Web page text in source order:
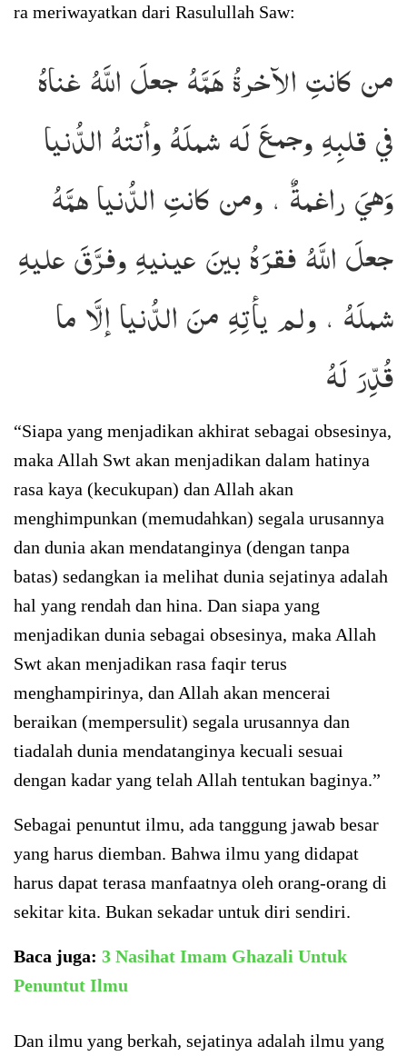
ra meriwayatkan dari Rasulullah Saw:
من كانتِ الآخرةُ هَمَّهُ جعلَ اللَّهُ غناهُ
في قلبِهِ وجمعَ لَه شملَهُ وأتتهُ الدُّنيا
وَهيَ راغمةٌ ، ومن كانتِ الدُّنيا همَّهُ
جعلَ اللَّهُ فقرَهُ بينَ عينيهِ وفرَّقَ عليهِ
شملَهُ ، ولم يأتِهِ منَ الدُّنيا إلَّا ما
قُدِّرَ لَهُ
“Siapa yang menjadikan akhirat sebagai obsesinya,
maka Allah Swt akan menjadikan dalam hatinya
rasa kaya (kecukupan) dan Allah akan
menghimpunkan (memudahkan) segala urusannya
dan dunia akan mendatanginya (dengan tanpa
batas) sedangkan ia melihat dunia sejatinya adalah
hal yang rendah dan hina. Dan siapa yang
menjadikan dunia sebagai obsesinya, maka Allah
Swt akan menjadikan rasa faqir terus
menghampirinya, dan Allah akan mencerai
beraikan (mempersulit) segala urusannya dan
tiadalah dunia mendatanginya kecuali sesuai
dengan kadar yang telah Allah tentukan baginya.”
Sebagai penuntut ilmu, ada tanggung jawab besar
yang harus diemban. Bahwa ilmu yang didapat
harus dapat terasa manfaatnya oleh orang-orang di
sekitar kita. Bukan sekadar untuk diri sendiri.
Baca juga: 3 Nasihat Imam Ghazali Untuk
Penuntut Ilmu
Dan ilmu yang berkah, sejatinya adalah ilmu yang